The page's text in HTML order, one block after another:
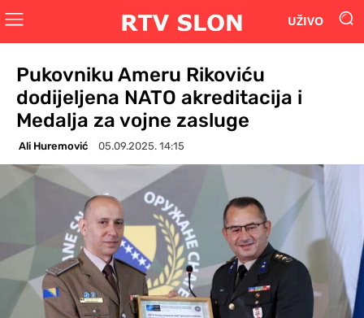
UŽIVO
Pukovniku Ameru Rikoviću
dodijeljena NATO akreditacija i
Medalja za vojne zasluge
Ali Huremović 05.09.2025. 14:15